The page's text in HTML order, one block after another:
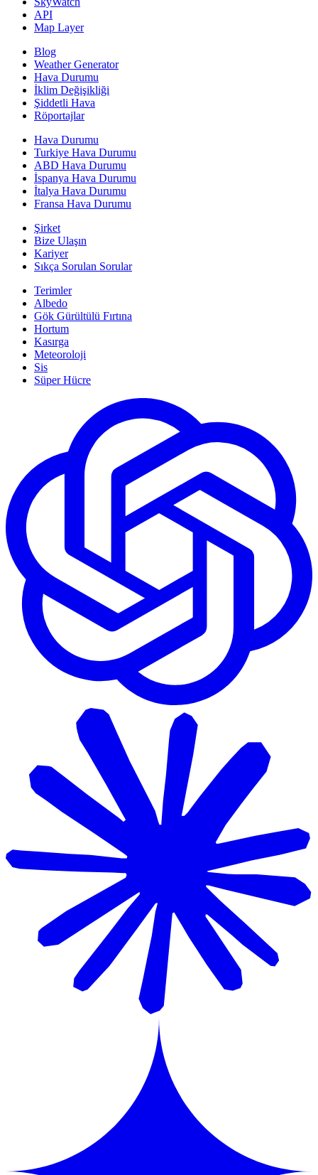
API
Map Layer
Blog
Weather Generator
Hava Durumu
İklim Değişikliği
Şiddetli Hava
Röportajlar
Hava Durumu
Turkiye Hava Durumu
ABD Hava Durumu
İspanya Hava Durumu
İtalya Hava Durumu
Fransa Hava Durumu
Şirket
Bize Ulaşın
Kariyer
Sıkça Sorulan Sorular
Terimler
Albedo
Gök Gürültülü Fırtına
Hortum
Kasırga
Meteoroloji
Sis
Süper Hücre